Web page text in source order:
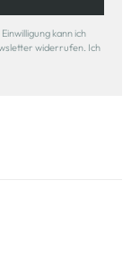
kann ich
widerrufen. Ich